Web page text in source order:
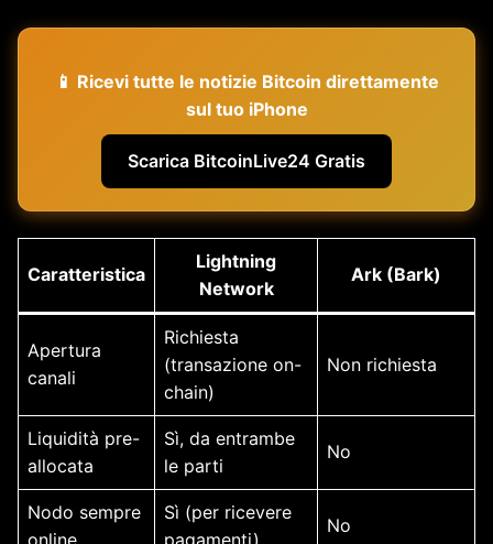
📱 Ricevi tutte le notizie Bitcoin direttamente
sul tuo iPhone
Scarica BitcoinLive24 Gratis
Caratteristica
Lightning
Network
Ark (Bark)
Apertura
canali
Richiesta
(transazione on-
chain)
Non richiesta
Liquidità pre-
allocata
Sì, da entrambe
le parti
No
Nodo sempre
Sì (per ricevere
No